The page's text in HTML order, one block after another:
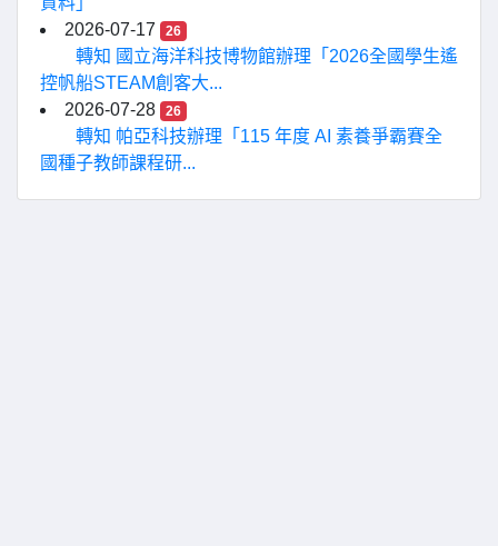
2026-07-17
26
轉知 國立海洋科技博物館辦理「2026全國學生遙
控帆船STEAM創客大...
2026-07-28
26
轉知 帕亞科技辦理「115 年度 AI 素養爭霸賽全
國種子教師課程研...